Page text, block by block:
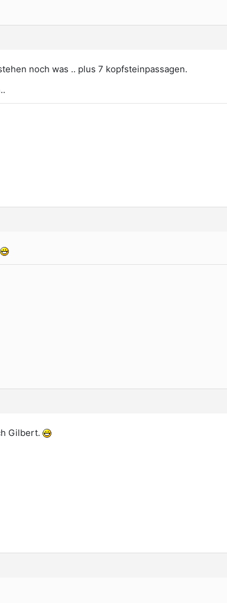
noch was .. plus 7 kopfsteinpassagen.
Gilbert.